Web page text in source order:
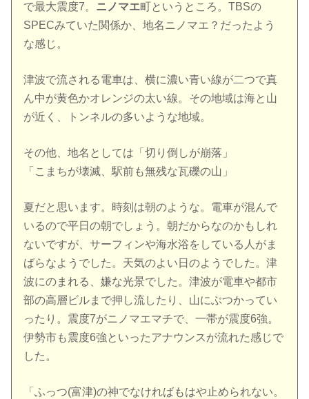
で最大震度7。 ニノマエ町というところ。TBSの
SPECみていた関係か、地名ニノマエ？だったよう
な感じ。
津波で流される電車は、横に濃い青い線が二つで真
ん中が黄色かオレンジの太い線。その地域は海と山
が近く、トンネルの多いような地域。
その他、地名としては「切り倒しが崩落」
「こまちが壊滅、駅前も無残な瓦礫の山」
夏だと思います。時刻は朝のような。電車が混んで
いるので平日の朝でしょう。朝だからなのかもしれ
ないですが、サーフィンや海水浴をしている人がま
ばらなようでした。天気のよい日のようでした。津
波にのまれる、嫌な光景でした。津波が電車や都市
部の高層ビルまで押し流したり、山にぶつかってい
ったり。震度7がニノマエマチで、一帯が震度6強。
伊勢市も震度6強といったアナウンスが流れた感じで
した。
「ふっつ(富津)の神でなければもはや止められない。